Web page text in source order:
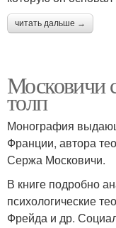
читать дальше →
Московичи
толп
Монография
Франции, автора
Сержа Московичи.
В книге подробно
психологические
Фрейда и др.